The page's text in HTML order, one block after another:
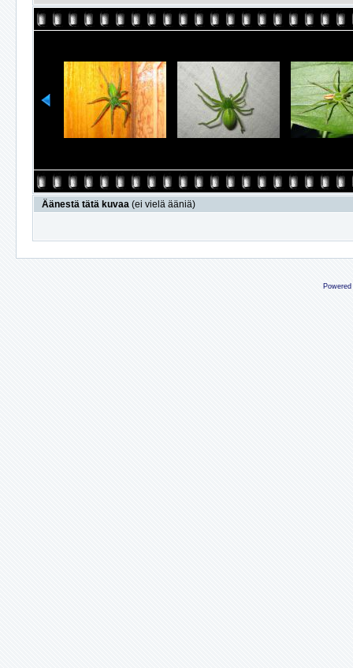
Äänestä tätä kuvaa (ei vielä ääniä)